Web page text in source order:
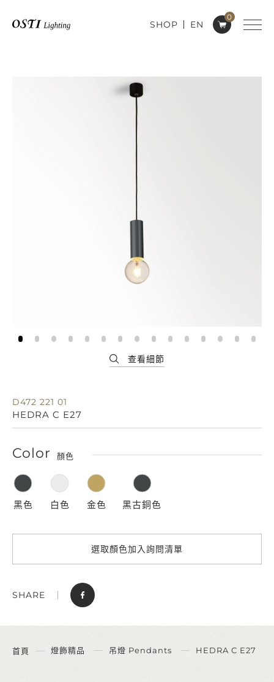
0
SHOP EN
D472 221 01
HEDRA C E27
Color 顏色
黑色 白色 金色 黑古銅色
選取顏色加入詢問清單
SHARE
首頁 燈飾精品 吊燈 Pendants HEDRA C E27